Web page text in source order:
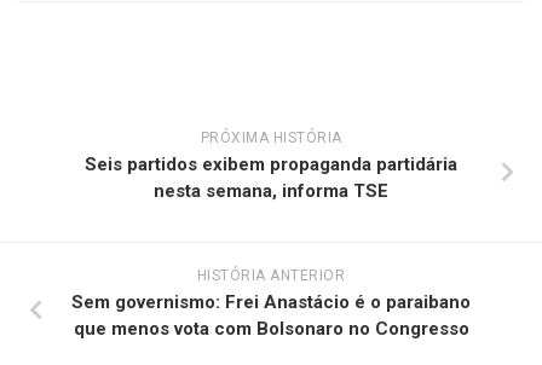
PRÓXIMA HISTÓRIA
Seis partidos exibem propaganda partidária
nesta semana, informa TSE
HISTÓRIA ANTERIOR
Sem governismo: Frei Anastácio é o paraibano
que menos vota com Bolsonaro no Congresso